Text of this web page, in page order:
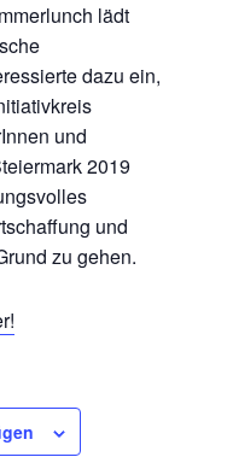
lädt
dazu ein,
und
2019
und
zu gehen.